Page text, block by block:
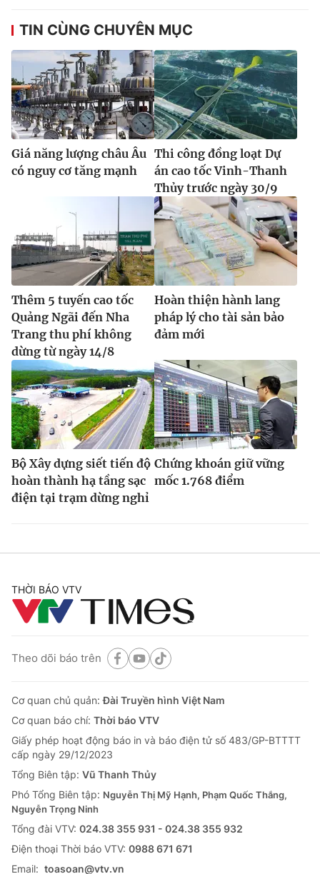
TIN CÙNG CHUYÊN MỤC
Giá năng lượng châu Âu
có nguy cơ tăng mạnh
Thi công đồng loạt Dự
án cao tốc Vinh-Thanh
Thủy trước ngày 30/9
Thêm 5 tuyến cao tốc
Quảng Ngãi đến Nha
Trang thu phí không
dừng từ ngày 14/8
Hoàn thiện hành lang
pháp lý cho tài sản bảo
đảm mới
Bộ Xây dựng siết tiến độ
hoàn thành hạ tầng sạc
điện tại trạm dừng nghỉ
Chứng khoán giữ vững
mốc 1.768 điểm
THỜI BÁO VTV
Theo dõi báo trên
Cơ quan chủ quản:Đài Truyền hình Việt Nam
Cơ quan báo chí: Thời báo VTV
Giấy phép hoạt động báo in và báo điện tử số 483/GP-BTTTT
cấp ngày 29/12/2023
Tổng Biên tập: Vũ Thanh Thủy
Phó Tổng Biên tập: Nguyễn Thị Mỹ Hạnh, Phạm Quốc Thắng,
Nguyễn Trọng Ninh
Tổng đài VTV: 024.38 355 931 - 024.38 355 932
Ðiện thoại Thời báo VTV: 0988 671 671
Email: toasoan@vtv.vn